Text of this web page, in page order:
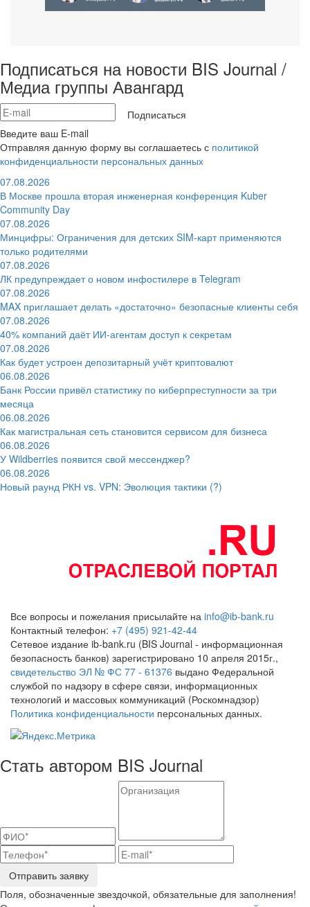
Подписаться на новости BIS Journal /
Медиа группы Авангард
Подписаться
Введите ваш E-mail
Отправляя данную форму вы соглашаетесь с политикой
конфиденциальности персональных данных
07.08.2026
В Москве прошла вторая инженерная конференция Kuber
Community Day
07.08.2026
Минцифры: Ограничения для детских SIM-карт применяются
только родителями
07.08.2026
ЛК предупреждает о новом инфостилере в Telegram
07.08.2026
MAX приглашает делать «достаточно» безопасные клиенты себя
07.08.2026
40% компаний даёт ИИ‑агентам доступ к секретам
07.08.2026
Как будет устроен депозитарный учёт криптовалют
06.08.2026
Банк России привёл статистику по киберпреступности за три
месяца
06.08.2026
Как магистральная сеть становится сервисом для бизнеса
06.08.2026
У Wildberries появится свой мессенджер?
06.08.2026
Новый раунд РКН vs. VPN: Эволюция тактики (?)
Все вопросы и пожелания присылайте на info@ib-bank.ru
Контактный телефон: +7 (495) 921-42-44
Сетевое издание ib-bank.ru (BIS Journal - информационная
безопасность банков) зарегистрировано 10 апреля 2015г.,
свидетельство ЭЛ № ФС 77 - 61376 выдано Федеральной
службой по надзору в сфере связи, информационных
технологий и массовых коммуникаций (Роскомнадзор)
Политика конфиденциальности персональных данных.
Стать автором BIS Journal
Отправить заявку
Поля, обозначенные звездочкой, обязательные для заполнения!